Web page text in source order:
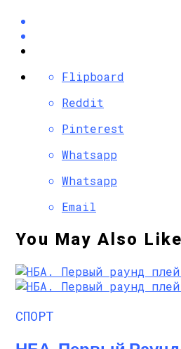
Flipboard
Reddit
Pinterest
Whatsapp
Whatsapp
Email
You May Also Like
СПОРТ